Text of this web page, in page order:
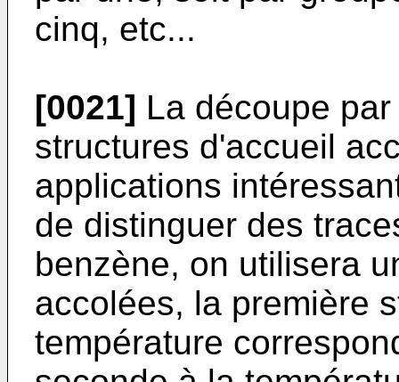
cinq, etc...
[0021] La découpe
structures d'accueil
applications
de distinguer des
benzène, on utilisera
accolées, la première
température